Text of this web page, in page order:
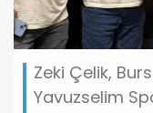
Zeki Çelik,
Yavuzselim